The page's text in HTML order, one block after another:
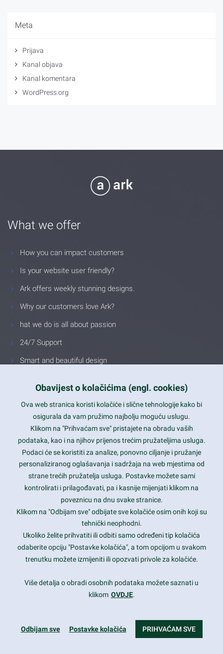
Meta
Prijava
Kanal objava
Kanal komentara
WordPress.org
What we offer
How you can impact customers
Is your website user friendly?
Ark offers weekly stunning designs.
Why our customers love Ark?
hat we do is all about passion
24/7 Support
Smart and beautiful design
Latest trends and much more...
Contact Info
1600 Amphitheatre Parkway, Mountain View, CA 94043
prothemes.net@gmail.com
Daily: 9:00 am - 6:00 pm
Sunday: Closed
Copyright 2017FRESHFACE© All Rights Reserved
Terms & Conditions |Privacy & Policy
Obavijest o kolačićima (engl. cookies)
Ova web stranica koristi kolačiće i slične tehnologije kako bi
osigurala da vam pružimo najbolju moguću uslugu.
Klikom na "Prihvaćam sve" pristajete na obradu vaših
podataka, kao i na njihov prijenos trećim pružateljima usluga.
Podaci će se koristiti za analize, ponovno ciljanje i pružanje
personaliziranog oglašavanja i sadržaja na web mjestima od
strane trećih pružatelja usluga. Postavke možete sami
kontrolirati i prilagođavati, pa i kasnije mijenjati klikom na
poveznicu na dnu svake stranice.
Klikom na "Odbijam sve" odbijate sve kolačiće osim onih koji su
tehnički neophodni.
Ukoliko želite prihvatiti ili odbiti samo određeni tip kolačića
odaberite opciju "Postavke kolačića", a tom opcijom u svakom
trenutku možete izmijeniti ili opozvati privole za kolačiće.
Više detalja o obradi osobnih podataka možete saznati u
klikom OVDJE.
Odbijam sve Postavke kolačića PRIHVAĆAM SVE